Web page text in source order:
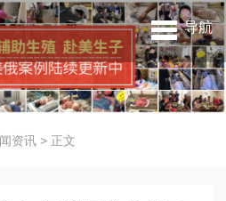
导航
资讯 > 正文